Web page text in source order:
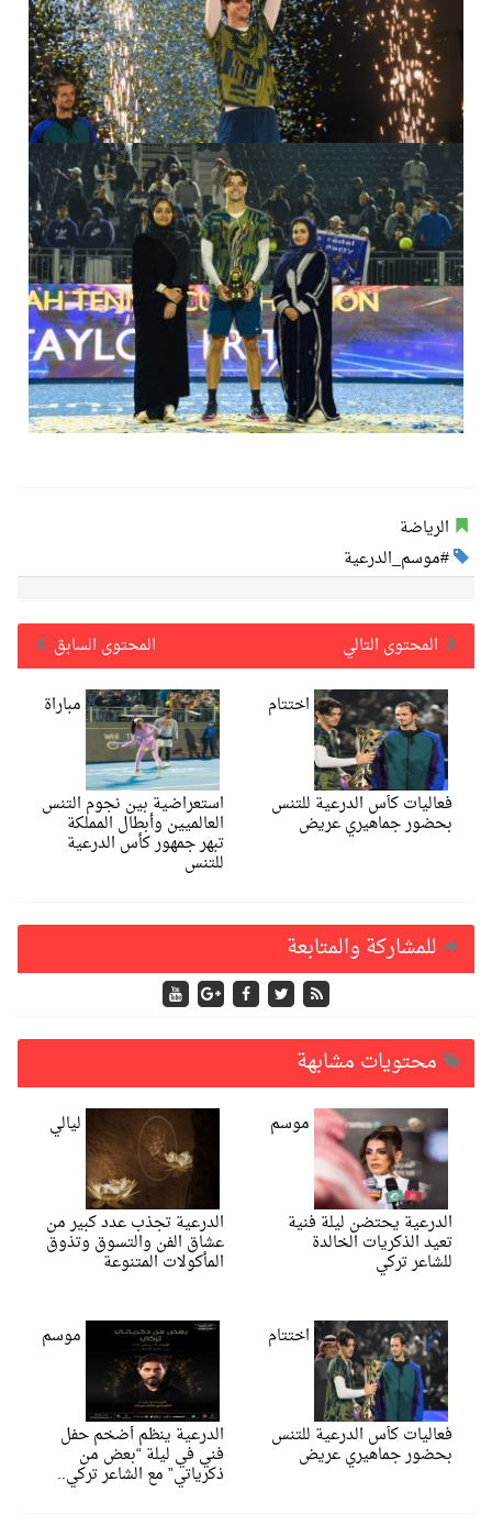
الرياضة
#موسم_الدرعية
المحتوى السابق
المحتوى التالي
مباراة
استعراضية بين نجوم التنس
العالميين وأبطال المملكة
تبهر جمهور كأس الدرعية
للتنس
اختتام
فعاليات كأس الدرعية للتنس
بحضور جماهيري عريض
للمشاركة والمتابعة
محتويات مشابهة
ليالي
الدرعية تجذب عدد كبير من
عشاق الفن والتسوق وتذوق
المأكولات المتنوعة
موسم
الدرعية يحتضن ليلة فنية
تعيد الذكريات الخالدة
للشاعر تركي
موسم
الدرعية ينظم أضخم حفل
فني في ليلة “بعض من
ذكرياتي” مع الشاعر تركي..
اختتام
فعاليات كأس الدرعية للتنس
بحضور جماهيري عريض